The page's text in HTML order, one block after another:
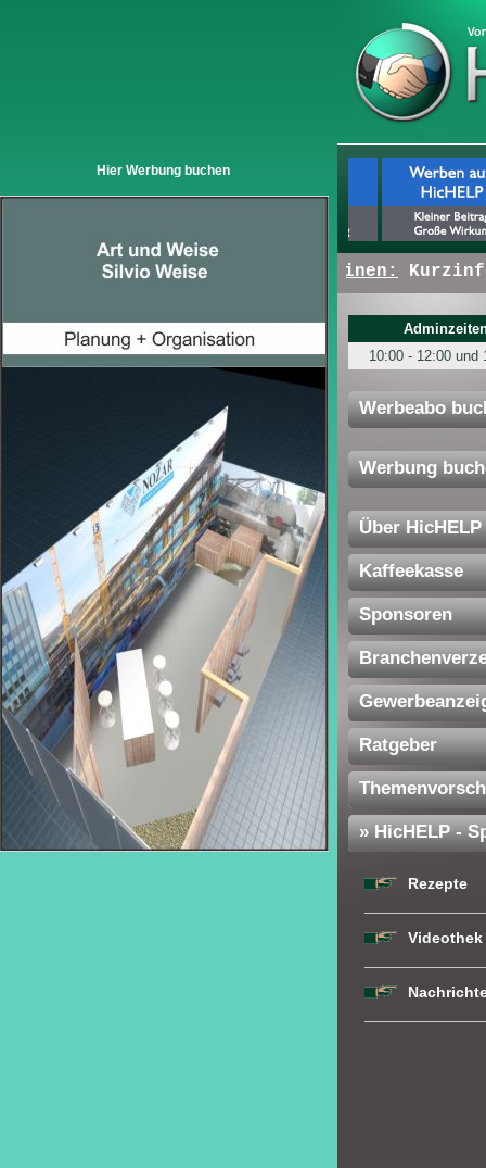
Hier Werbung buchen
+ + +Hier erscheinen:Kurzinfos
10:00 - 12:00 und
Werbeabo
Werbung
Über HicHELP
Kaffeekasse
Sponsoren
Ratgeber
» HicHELP -
Rezepte
Videothek